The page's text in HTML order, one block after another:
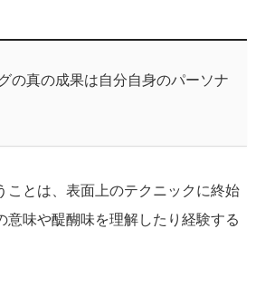
の真の成果は自分自身のパーソナ
ことは、表面上のテクニックに終始
意味や醍醐味を理解したり経験する